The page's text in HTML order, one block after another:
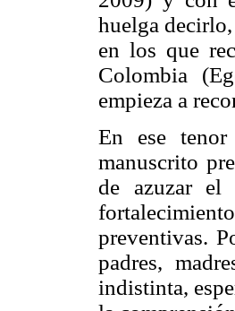
huelga
en los que
Colombia
empieza a
En ese
manuscrito
de azuzar el
preventivas.
padres,
indistinta,